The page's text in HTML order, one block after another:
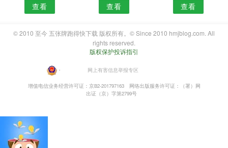
查看 查看 查看
© 2010 至今 五张牌跑得快下载 版权所有。© Since 2010 hmjblog.com. All
rights reserved.
版权保护投诉指引
・ 网上有害信息举报专区
增值电信业务经营许可证：京B2-201797163
网络出版服务许可证：（署）网
出证（京）字第2799号